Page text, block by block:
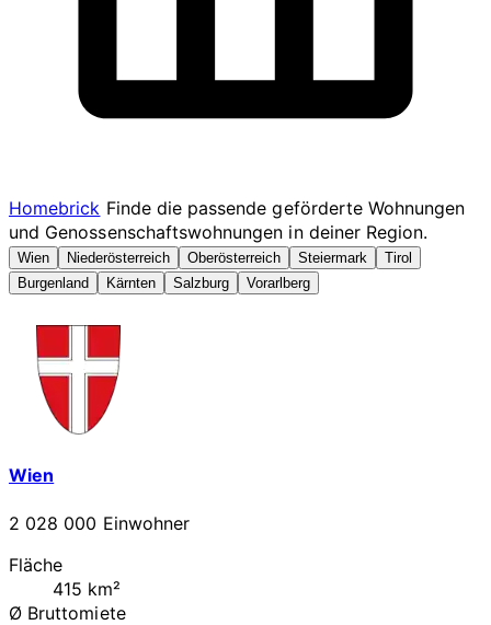
Homebrick Finde die passende geförderte Wohnungen
und Genossenschaftswohnungen in deiner Region.
Wien Niederösterreich Oberösterreich Steiermark
Tirol
Burgenland
Kärnten Salzburg Vorarlberg
Wien
2 028 000 Einwohner
Fläche
415 km²
Ø Bruttomiete